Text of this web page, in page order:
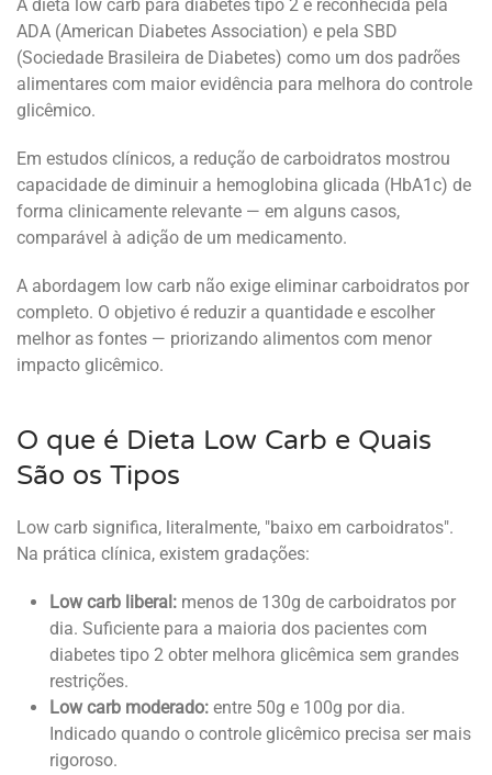
A dieta low carb para diabetes tipo 2 é reconhecida pela
ADA (American Diabetes Association) e pela SBD
(Sociedade Brasileira de Diabetes) como um dos padrões
alimentares com maior evidência para melhora do controle
glicêmico.
Em estudos clínicos, a redução de carboidratos mostrou
capacidade de diminuir a hemoglobina glicada (HbA1c) de
forma clinicamente relevante — em alguns casos,
comparável à adição de um medicamento.
A abordagem low carb não exige eliminar carboidratos por
completo. O objetivo é reduzir a quantidade e escolher
melhor as fontes — priorizando alimentos com menor
impacto glicêmico.
O que é Dieta Low Carb e Quais
São os Tipos
Low carb significa, literalmente, "baixo em carboidratos".
Na prática clínica, existem gradações:
Low carb liberal: menos de 130g de carboidratos por
dia. Suficiente para a maioria dos pacientes com
diabetes tipo 2 obter melhora glicêmica sem grandes
restrições.
Low carb moderado: entre 50g e 100g por dia.
Indicado quando o controle glicêmico precisa ser mais
rigoroso.